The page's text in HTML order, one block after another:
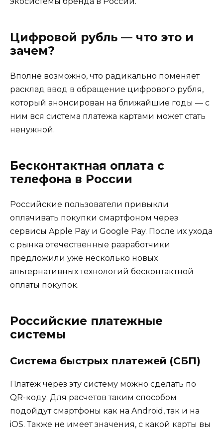
Цифровой рубль — что это и
зачем?
Вполне возможно, что радикально поменяет
расклад ввод в обращение цифрового рубля,
который анонсирован на ближайшие годы — с
ним вся система платежа картами может стать
ненужной.
Бесконтактная оплата с
телефона в России
Российские пользователи привыкли
оплачивать покупки смартфоном через
сервисы Apple Pay и Google Pay. После их ухода
с рынка отечественные разработчики
предложили уже несколько новых
альтернативных технологий бесконтактной
оплаты покупок.
Российские платежные
системы
Система быстрых платежей (СБП)
Платеж через эту систему можно сделать по
QR-коду. Для расчетов таким способом
подойдут смартфоны как на Android, так и на
iOS. Также не имеет значения, с какой карты вы